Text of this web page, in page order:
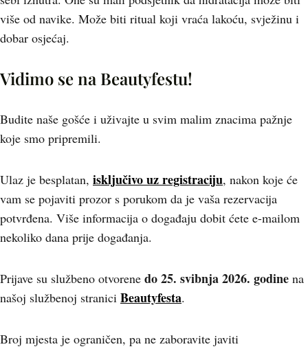
više od navike. Može biti ritual koji vraća lakoću, svježinu i
dobar osjećaj.
Vidimo se na Beautyfestu!
Budite naše gošće i uživajte u svim malim znacima pažnje
koje smo pripremili.
Ulaz je besplatan, isključivo uz registraciju, nakon koje će
vam se pojaviti prozor s porukom da je vaša rezervacija
potvrđena. Više informacija o događaju dobit ćete e-mailom
nekoliko dana prije događanja.
Prijave su službeno otvorene do 25. svibnja 2026. godine na
našoj službenoj stranici Beautyfesta.
Broj mjesta je ograničen, pa ne zaboravite javiti